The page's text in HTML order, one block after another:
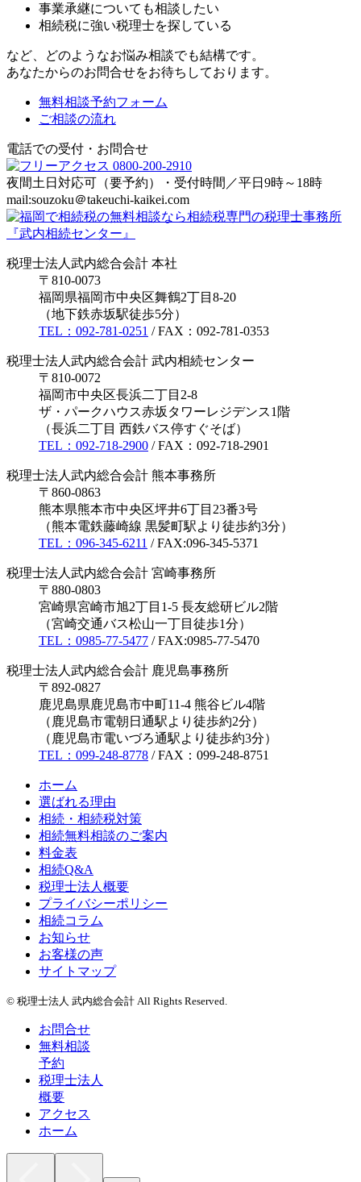
事業承継についても相談したい
相続税に強い税理士を探している
など、どのようなお悩み相談でも結構です。
あなたからのお問合せをお待ちしております。
無料相談予約フォーム
ご相談の流れ
電話での受付・お問合せ
夜間土日対応可（要予約）・受付時間／平日9時～18時
mail:souzoku＠takeuchi-kaikei.com
税理士法人武内総合会計 本社
〒810-0073
福岡県福岡市中央区舞鶴2丁目8-20
（地下鉄赤坂駅徒歩5分）
TEL：092-781-0251 / FAX：092-781-0353
税理士法人武内総合会計 武内相続センター
〒810-0072
福岡市中央区長浜二丁目2-8
ザ・パークハウス赤坂タワーレジデンス1階
（長浜二丁目 西鉄バス停すぐそば）
TEL：092-718-2900 / FAX：092-718-2901
税理士法人武内総合会計 熊本事務所
〒860-0863
熊本県熊本市中央区坪井6丁目23番3号
（熊本電鉄藤崎線 黒髪町駅より徒歩約3分）
TEL：096-345-6211 / FAX:096-345-5371
税理士法人武内総合会計 宮崎事務所
〒880-0803
宮崎県宮崎市旭2丁目1-5 長友総研ビル2階
（宮崎交通バス松山一丁目徒歩1分）
TEL：0985-77-5477 / FAX:0985-77-5470
税理士法人武内総合会計 鹿児島事務所
〒892-0827
鹿児島県鹿児島市中町11-4 熊谷ビル4階
（鹿児島市電朝日通駅より徒歩約2分）
（鹿児島市電いづろ通駅より徒歩約3分）
TEL：099-248-8778 / FAX：099-248-8751
ホーム
選ばれる理由
相続・相続税対策
相続無料相談のご案内
料金表
相続Q&A
税理士法人概要
プライバシーポリシー
相続コラム
お知らせ
お客様の声
サイトマップ
© 税理士法人 武内総合会計 All Rights Reserved.
お問合せ
無料相談
予約
税理士法人
概要
アクセス
ホーム